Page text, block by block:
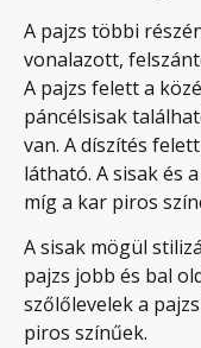
A pajzs többi
vonalazott,
A pajzs felett a
páncélsisak
van. A díszítés
látható. A sisak és
míg a kar piros
A sisak mögül
pajzs jobb és bal
szőlőlevelek a
piros színűek.